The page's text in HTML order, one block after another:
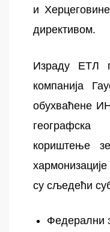
и
директивом.
Израду ЕТЛ
компанија
обухваћене
кориштење
су сљедећи
Федерални